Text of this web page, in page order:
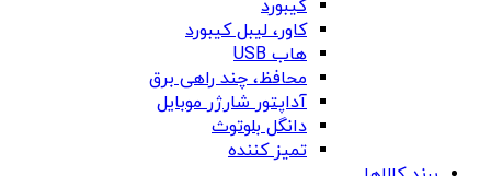
کیبورد
کاور، لیبل کیبورد
هاب USB
محافظ، چند راهی برق
آداپتور شارژر موبایل
دانگل بلوتوث
تمیز کننده